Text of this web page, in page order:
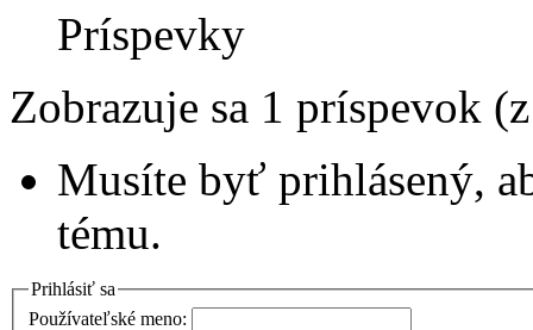
Príspevky
Zobrazuje sa 1 príspevok
Musíte byť prihlásený,
tému.
Prihlásiť sa
Používateľské meno: